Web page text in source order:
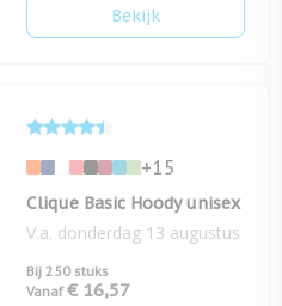
Bekijk
+15
Clique Basic Hoody unisex
V.a. donderdag 13 augustus
Bij 250 stuks
Vanaf € 16,57